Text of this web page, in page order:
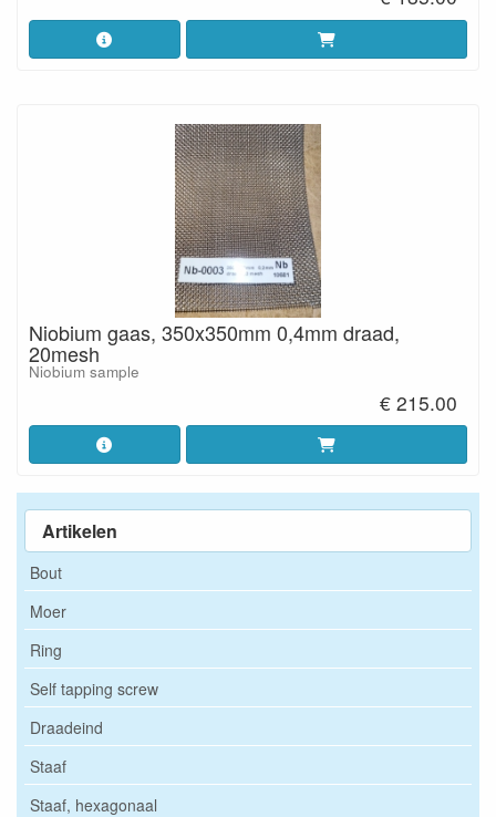
Artikelen
Bout
Moer
Ring
Self tapping screw
Draadeind
Staaf
Staaf, hexagonaal
Niobium gaas, 350x350mm 0,4mm draad,
20mesh
Niobium sample
€ 215.00